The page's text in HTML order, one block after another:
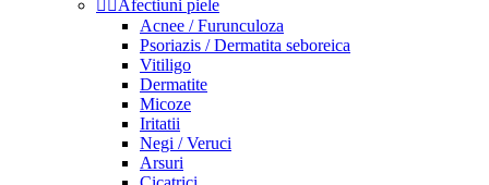
 Afectiuni piele
Acnee / Furunculoza
Psoriazis / Dermatita seboreica
Vitiligo
Dermatite
Micoze
Iritatii
Negi / Veruci
Arsuri